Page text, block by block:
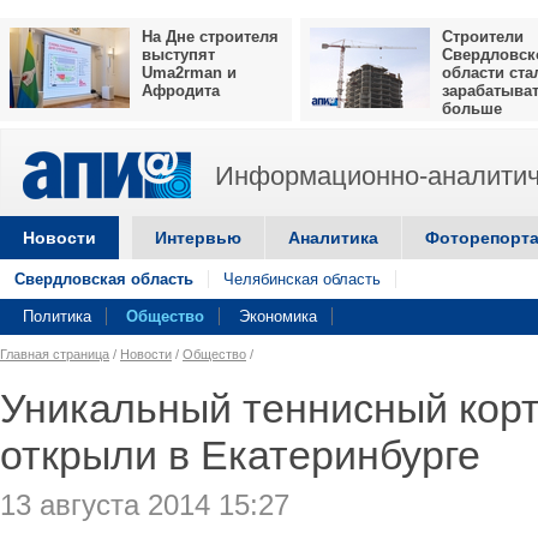
На Дне строителя
выступят
Uma2rman и
Афродита
Строители
области
больше
Информационно-
Новости Интервью Аналитика
Свердловская область Челябинская область
Политика Общество Экономика
Главная страница / Новости / Общество /
Уникальный теннисный
открыли в Екатеринбурге
13 августа 2014 15:27